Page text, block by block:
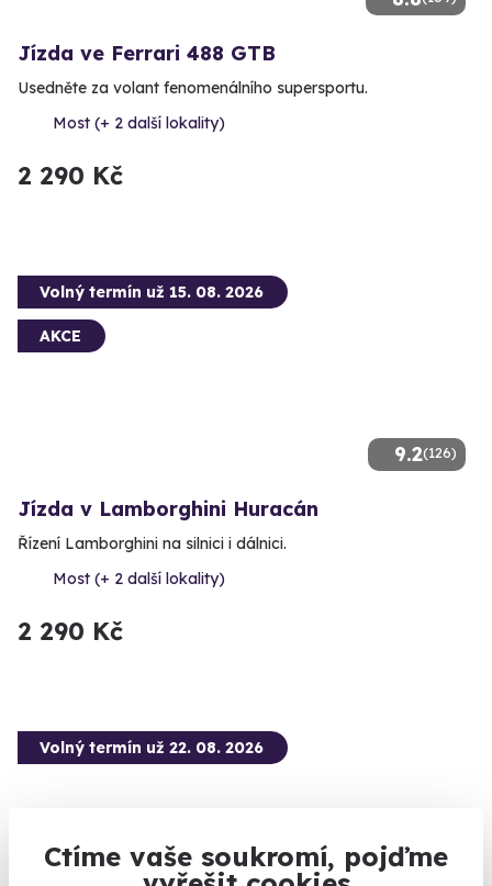
Ctíme vaše soukromí, pojďme
Jízda ve Ferrari 488 GTB
Usedněte za volant fenomenálního supersportu.
Most (+ 2 další lokality)
2 290 Kč
9.2(126)
Volný termín už 15. 08. 2026
AKCE
Jízda v Lamborghini Huracán
Řízení Lamborghini na silnici i dálnici.
Most (+ 2 další lokality)
2 290 Kč
Volný termín už 22. 08. 2026